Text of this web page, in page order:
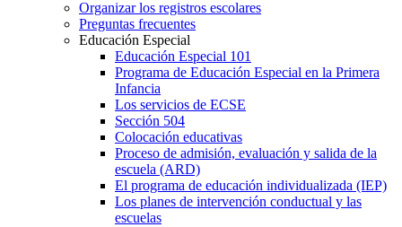
Organizar los registros escolares
Preguntas frecuentes
Educación Especial
Educación Especial 101
Programa de Educación Especial en la Primera
Infancia
Los servicios de ECSE
Sección 504
Colocación educativas
Proceso de admisión, evaluación y salida de la
escuela (ARD)
El programa de educación individualizada (IEP)
Los planes de intervención conductual y las
escuelas